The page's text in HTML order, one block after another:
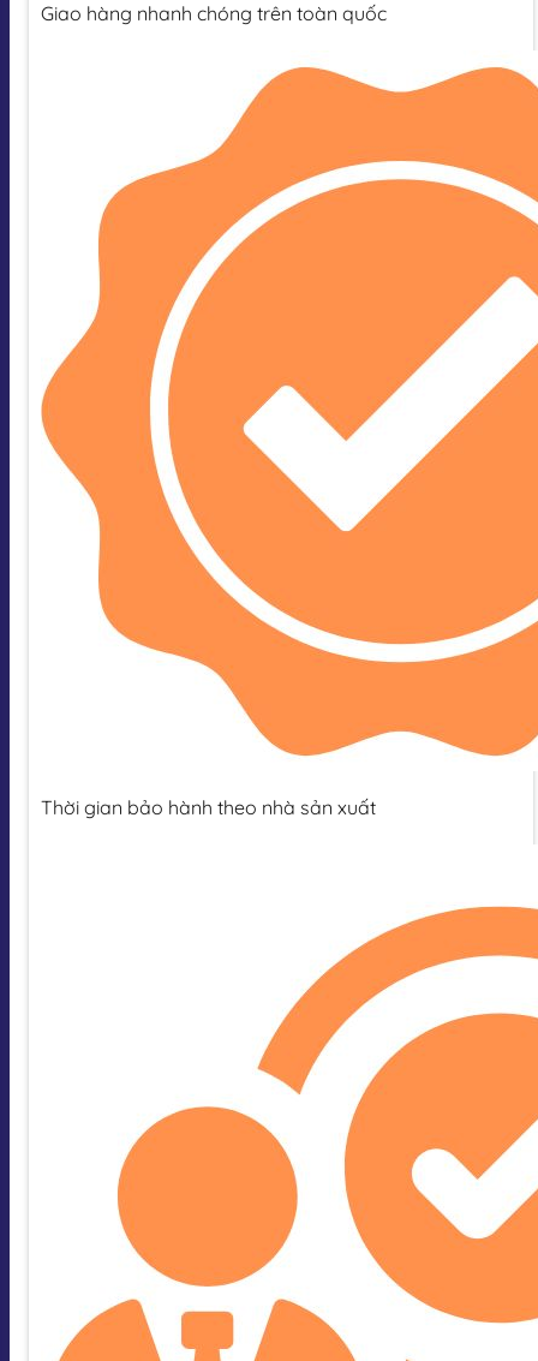
Giao hàng nhanh chóng trên toàn quốc
Thời gian bảo hành theo nhà sản xuất